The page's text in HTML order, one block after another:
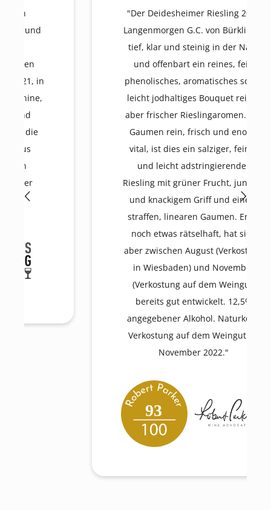
"Der Deidesheimer Riesling 2021
Langenmorgen G.C. von Bürklin ist
tief, klar und steinig in der Nase
und offenbart ein reines, fein
phenolisches, aromatisches sowie
leicht jodhaltiges Bouquet reifer,
aber frischer Rieslingaromen. Am
Gaumen rein, frisch und enorm
vital, ist dies ein salziger, feiner
und leicht adstringierender
Riesling mit grüner Frucht, jungem
und knackigem Griff und einem
straffen, linearen Gaumen. Er ist
noch etwas rätselhaft, hat sich
aber zwischen August (Verkostung
in Wiesbaden) und November
(Verkostung auf dem Weingut)
bereits gut entwickelt. 12,5%
angegebener Alkohol. Naturkork.
Verkostung auf dem Weingut im
November 2022."